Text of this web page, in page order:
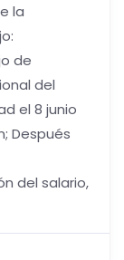
la
de
del
el 8 junio
Después
del salario,